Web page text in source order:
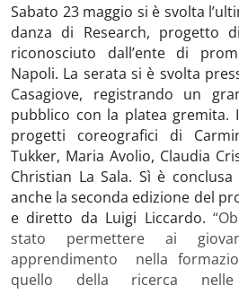
Sabato 23 maggio si è svolta
danza di Research, progetto
riconosciuto dall’ente di
Napoli. La serata si è svolta
Casagiove, registrando un
pubblico con la platea gremita.
progetti coreografici di
Tukker, Maria Avolio, Claudia
Christian La Sala. Sì è
anche la seconda edizione del
e diretto da Luigi Liccardo.
stato permettere ai
apprendimento nella
quello della ricerca